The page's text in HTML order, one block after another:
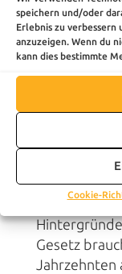
speichern und/oder
Erlebnis zu verbessern
anzuzeigen. Wenn du
kann dies bestimmte
Cookie-
3. Wie
für
ihre
beziehen.
sollten sie
Ressourcen
Gesetz
Jahrzehnten